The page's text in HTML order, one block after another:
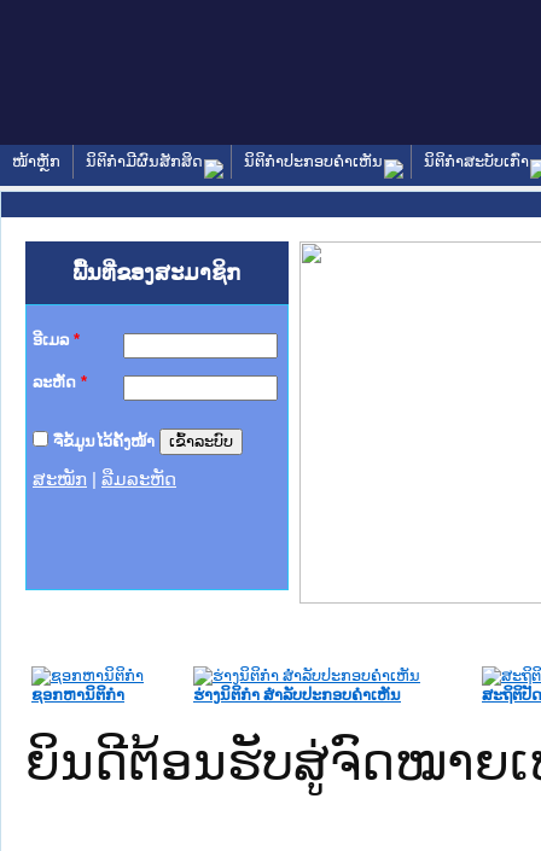
ໜ້າຫຼັກ ນິຕິກໍາມີຜົນສັກສິດ ນິຕິກໍາປະກອບຄໍາເຫັນ ນິຕິກໍາສະບັບເກົ່າ
ພື້ນທີ່ຂອງສະມາຊິກ
ອີເມລ *
ລະຫັດ *
ຈື່ຂໍ້ມູນໄວ້ຄັ້ງໜ້າ
ສະໝັກ ລືມລະຫັດ
ທຳແຫ່ງຊາດ
ການ
ກາງ
ກໃຕ້
ນຕຳຫຼວດປະຊາຊົນ
ສັນຕິບານປະຊາຊົນ
ກເໜືອ
ຊາຊົນ ພາກກາງ
ຊອກຫານິຕິກໍາ ຮ່າງນິຕິກໍາ ສໍາລັບປະກອບຄໍາເຫັນ ສະຖິຕິປັ
ຍິນດີຕ້ອນຮັບສູ່ຈົດໝາຍເ